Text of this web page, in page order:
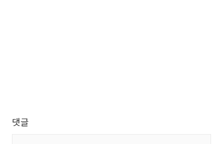
댓글